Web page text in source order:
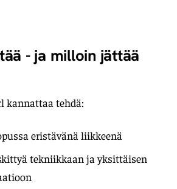
- ja milloin jättää
kannattaa tehdä:
eristävänä liikkeenä
tekniikkaan ja yksittäisen